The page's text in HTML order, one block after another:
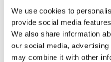
We use cookies to
provide social media
We also share information
our social media,
may combine it with other